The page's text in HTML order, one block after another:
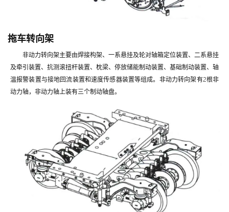
拖车转向架
非动力转向架主要由焊接构架、一系悬挂及轮对轴箱定位装置、二系悬挂
及牵引装置、抗测滚扭杆装置、枕梁、停放储能制动装置、基础制动装置、轴
温报警装置与接地回流装置和速度传感器装置等组成。非动力转向架有2根非
动力轴，非动力轴上装有三个制动轴盘。